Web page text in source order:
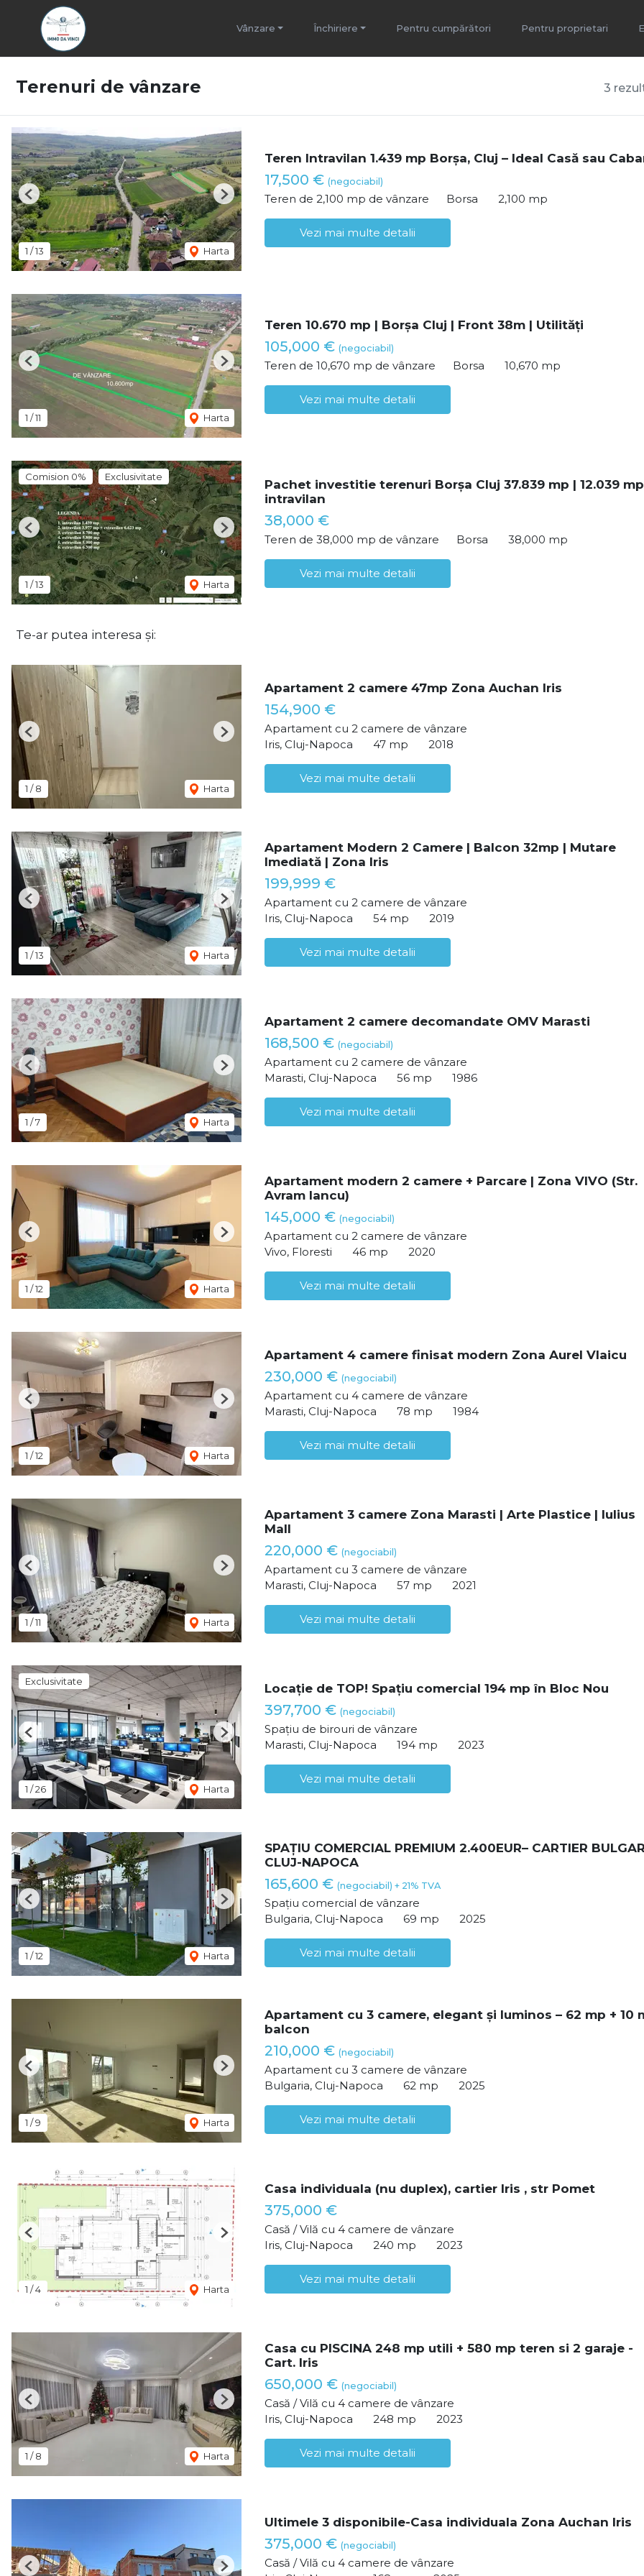
Vânzare Închiriere Pentru cumpărători Pentru proprietari
3
Terenuri de vânzare
1 /13 Harta
Previous Next
Teren Intravilan 1.439 mp Borșa, Cluj – Ideal Casă sau
17,500 € (negociabil)
Teren de 2,100 mp de vânzare Borsa 2,100 mp
Vezi mai multe detalii
1 /11 Harta
Previous Next
Teren 10.670 mp | Borșa Cluj | Front 38m | Utilități
105,000 € (negociabil)
Teren de 10,670 mp de vânzare Borsa 10,670 mp
Vezi mai multe detalii
Comision 0% Exclusivitate
1 /13 Harta
Previous Next
Pachet investitie terenuri Borșa Cluj 37.839 mp | 12.039 mp
intravilan
38,000 €
Teren de 38,000 mp de vânzare Borsa 38,000 mp
Vezi mai multe detalii
Te-ar putea interesa și:
1 /8 Harta
Previous Next
Apartament 2 camere 47mp Zona Auchan Iris
154,900 €
Apartament cu 2 camere de vânzare
Iris, Cluj-Napoca
47 mp 2018
Vezi mai multe detalii
1 /13 Harta
Previous Next
Apartament Modern 2 Camere | Balcon 32mp | Mutare
Imediată | Zona Iris
199,999 €
Apartament cu 2 camere de vânzare
Iris, Cluj-Napoca
54 mp 2019
Vezi mai multe detalii
1 /7 Harta
Previous Next
Apartament 2 camere decomandate OMV Marasti
168,500 € (negociabil)
Apartament cu 2 camere de vânzare
Marasti, Cluj-Napoca
56 mp 1986
Vezi mai multe detalii
1 /12 Harta
Previous Next
Apartament modern 2 camere + Parcare | Zona VIVO (Str.
Avram Iancu)
145,000 € (negociabil)
Apartament cu 2 camere de vânzare
Vivo, Floresti
46 mp 2020
Vezi mai multe detalii
1 /12 Harta
Previous Next
Apartament 4 camere finisat modern Zona Aurel Vlaicu
230,000 € (negociabil)
Apartament cu 4 camere de vânzare
Marasti, Cluj-Napoca
78 mp 1984
Vezi mai multe detalii
1 /11 Harta
Previous Next
Apartament 3 camere Zona Marasti | Arte Plastice | Iulius
Mall
220,000 € (negociabil)
Apartament cu 3 camere de vânzare
Marasti, Cluj-Napoca
57 mp 2021
Vezi mai multe detalii
Exclusivitate
1 /26 Harta
Previous Next
Locație de TOP! Spațiu comercial 194 mp în Bloc Nou
397,700 € (negociabil)
Spațiu de birouri de vânzare
Marasti, Cluj-Napoca
194 mp 2023
Vezi mai multe detalii
1 /12 Harta
Previous Next
SPAȚIU COMERCIAL PREMIUM 2.400EUR– CARTIER
CLUJ-NAPOCA
165,600 € (negociabil) + 21% TVA
Spațiu comercial de vânzare
Bulgaria, Cluj-Napoca
69 mp 2025
Vezi mai multe detalii
1 /9 Harta
Previous Next
Apartament cu 3 camere, elegant și luminos – 62 mp + 10
balcon
210,000 € (negociabil)
Apartament cu 3 camere de vânzare
Bulgaria, Cluj-Napoca
62 mp 2025
Vezi mai multe detalii
1 /4 Harta
Previous Next
Casa individuala (nu duplex), cartier Iris , str Pomet
375,000 €
Casă / Vilă cu 4 camere de vânzare
Iris, Cluj-Napoca
240 mp 2023
Vezi mai multe detalii
1 /8 Harta
Previous Next
Casa cu PISCINA 248 mp utili + 580 mp teren si 2 garaje -
Cart. Iris
650,000 € (negociabil)
Casă / Vilă cu 4 camere de vânzare
Iris, Cluj-Napoca
248 mp 2023
Vezi mai multe detalii
Previous Next
Ultimele 3 disponibile-Casa individuala Zona Auchan Iris
375,000 € (negociabil)
Casă / Vilă cu 4 camere de vânzare